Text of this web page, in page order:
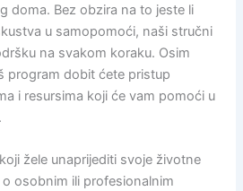
doma. Bez obzira na to jeste li
u samopomoći, naši stručni
na svakom koraku. Osim
program dobit ćete pristup
i resursima koji će vam pomoći u
žele unaprijediti svoje životne
osobnim ili profesionalnim